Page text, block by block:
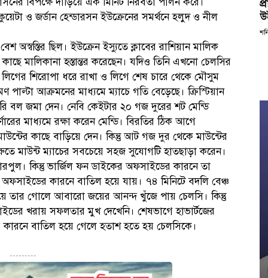
ও জর্ডান হেন্ডারসন ইউক্রেনের সমর্থনে হলুদ ও নীল
অস্বস্তির ছিল। ইউক্রেন ইস্যুতে ক্লাবের রাশিয়ান মালিক
মালিকানা হস্তান্তর করেছেন। যদিও তিনি এখনো চেলসির
শিরোপা ধরে রাখা ও লিগে শেষ চারে থেকে মৌসুম
আক্রমনের মাধ্যমে ম্যাচে গতি বেড়েছে। ক্রিস্টিয়ান
বল জমা দেন। নেবি কেইটার ২০ গজ দুরের শট মেন্ডি
মাধ্যমে রক্ষা করেন মেন্ডি। বিরতির ঠিক আগে
কাছে বাড়িয়ে দেন। কিন্তু আট গজ দুর থেকে মাউন্টের
মাউন্ট ম্যাচের সবচেয়ে সহজ সুযোগটি হাতছাড়া করেন।
কিন্তু ভার্জিল ফন ডাইকের অফসাইডের কারনে তা
কারনে বাতিল হয়ে যায়। ৭৪ মিনিটে বদলি বেঞ্চ
তার গোলে আবারো জয়ের আনন্দ খুঁজে পায় চেলসি। কিন্তু
খরায় সফলতার মুখ দেখেনি। শেষভাগে হাভার্টজের
বাতিল হয়ে গেলে হতাশ হতে হয় চেলসিকে।
---------